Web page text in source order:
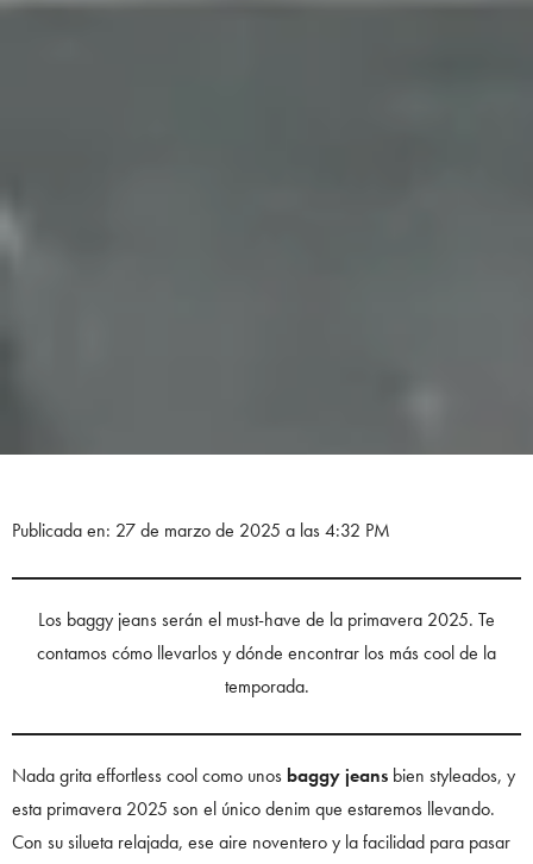
Publicada en: 27 de marzo de 2025 a las 4:32 PM
Los baggy jeans serán el must-have de la primavera 2025. Te
contamos cómo llevarlos y dónde encontrar los más cool de la
temporada.
Nada grita effortless cool como unos baggy jeans bien styleados, y
esta primavera 2025 son el único denim que estaremos llevando.
Con su silueta relajada, ese aire noventero y la facilidad para pasar